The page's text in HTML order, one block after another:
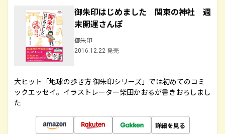
御朱印はじめました 関東の神社 週
末開運さんぽ
御朱印
2016.12.22 発売
大ヒット「地球の歩き方 御朱印シリーズ」では初めてのコミ
ックエッセイ。イラストレーター柴田かおるが書きおろしまし
た
詳細を見る